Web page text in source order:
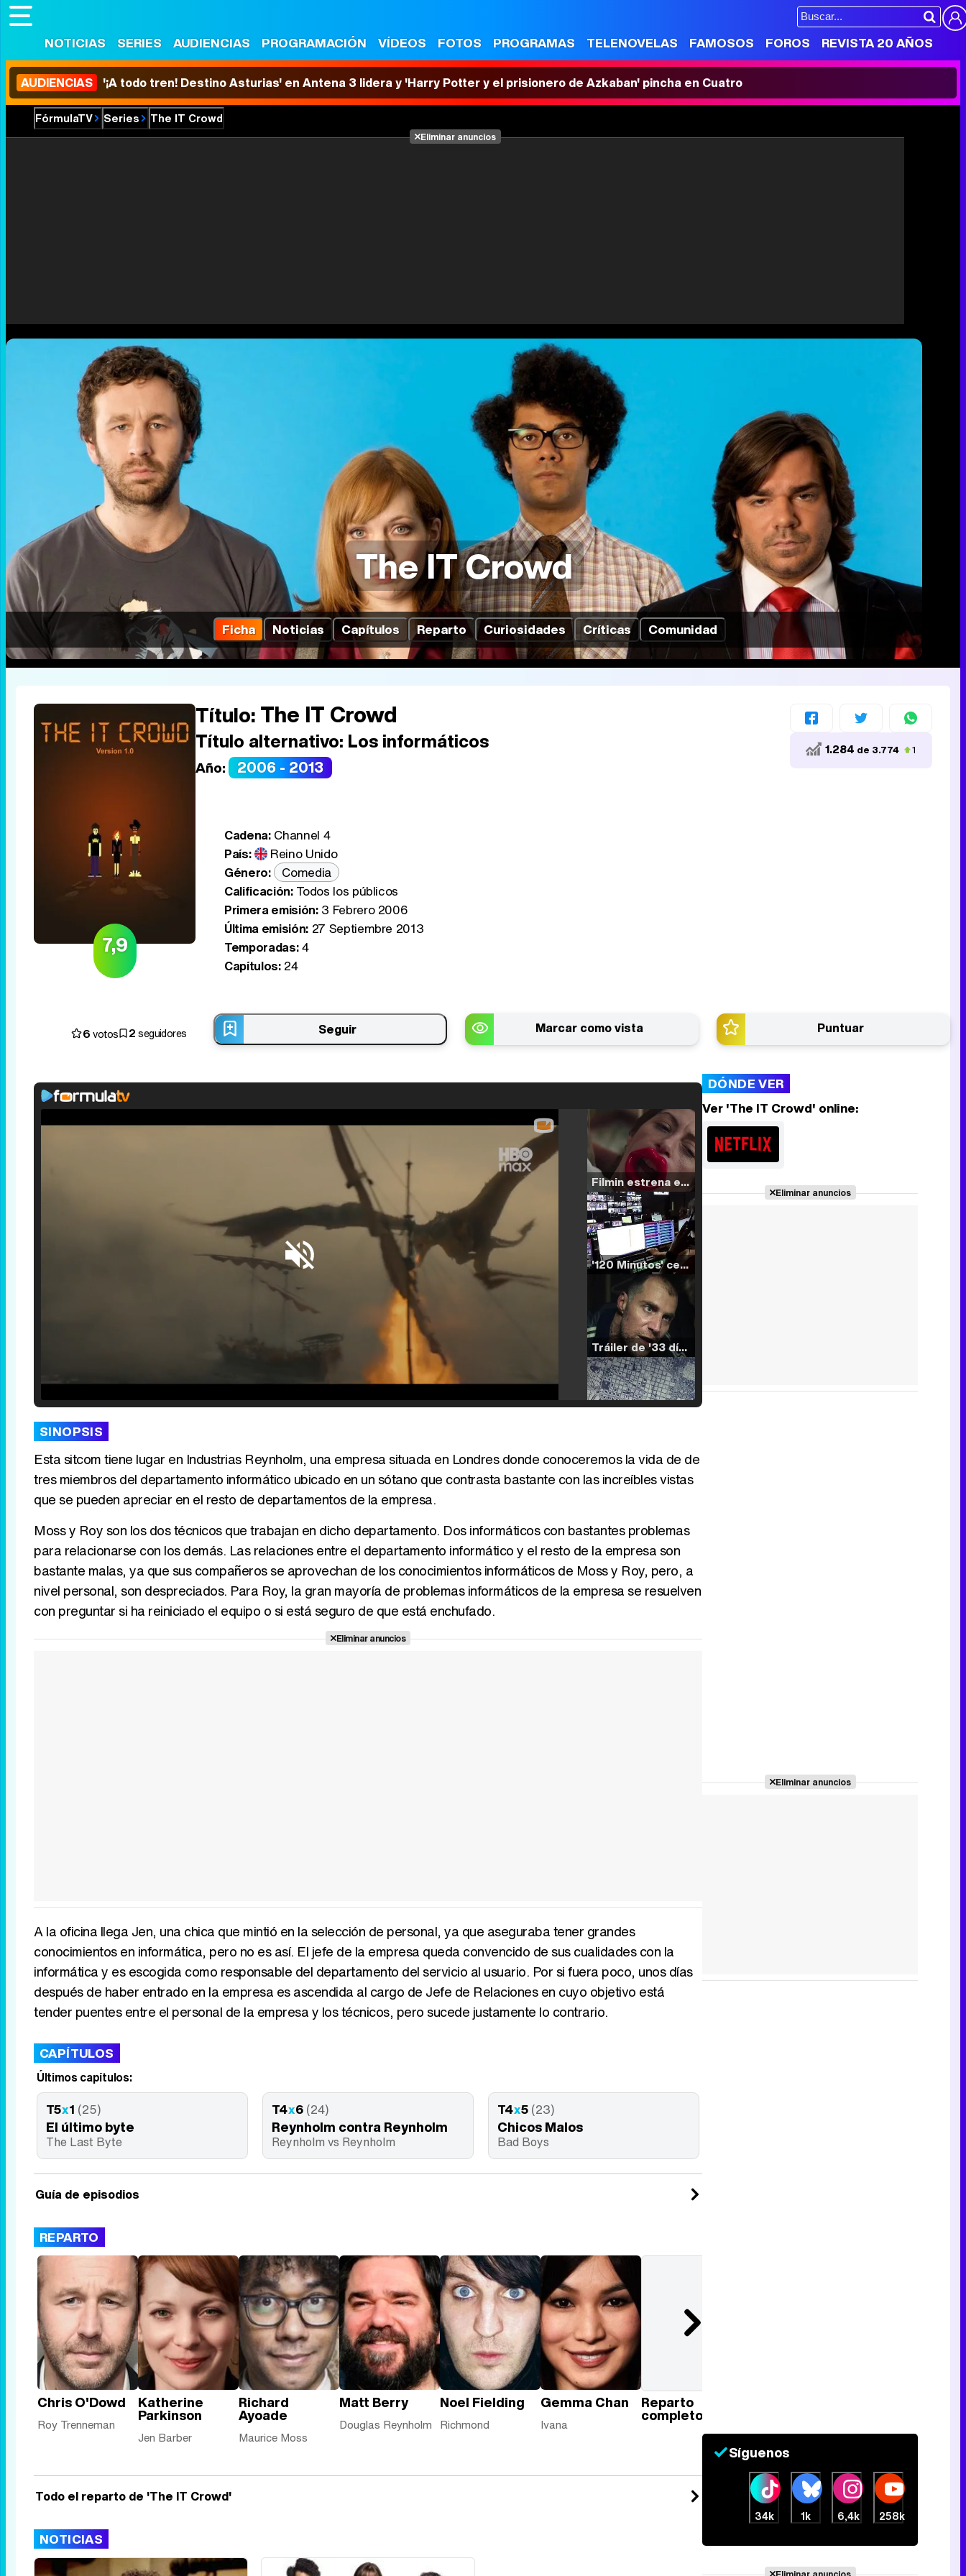
NOTICIAS SERIES AUDIENCIAS PROGRAMACIÓN VÍDEOS FOTOS PROGRAMAS TELENOVELAS FAMOSOS FOROS REVISTA 20 AÑOS
AUDIENCIAS '¡A todo tren! Destino Asturias' en Antena 3 lidera y 'Harry Potter y el prisionero de Azkaban' pincha en Cuatro
FórmulaTV Series The IT Crowd
Eliminar anuncios
The IT Crowd
Ficha Noticias Capítulos Reparto Curiosidades Críticas Comunidad
7,9
Título:The IT Crowd
Título alternativo: Los informáticos
Año: 2006 - 2013
Cadena:Channel 4
País:
Reino Unido
Género:
Comedia
Calificación:Todos los públicos
Primera emisión:3 Febrero 2006
Última emisión:27 Septiembre 2013
Temporadas:4
Capítulos:24
1.284 de 3.774 1
6votos 2seguidores Seguir Marcar como vista Puntuar
/
Filmin estrena el tráiler de 'Millennial Mal', su nueva comedia universitaria de la mano de Lorena Iglesias
'120 Minutos' celebra sus 2.000 programas en Telemadrid con un vídeo del día a día en la redacción
Tráiler de '33 días', la nueva serie de Atresplayer con Julián Villagrán y José Manuel Poga
Canción ganadora de Eurovisión 2026: DARA con "Bangaranga" por Bulgaria
SINOPSIS
Esta sitcom tiene lugar en Industrias Reynholm, una empresa situada en Londres donde conoceremos la vida de de
tres miembros del departamento informático ubicado en un sótano que contrasta bastante con las increíbles vistas
que se pueden apreciar en el resto de departamentos de la empresa.
Moss y Roy son los dos técnicos que trabajan en dicho departamento. Dos informáticos con bastantes problemas
para relacionarse con los demás. Las relaciones entre el departamento informático y el resto de la empresa son
bastante malas, ya que sus compañeros se aprovechan de los conocimientos informáticos de Moss y Roy, pero, a
nivel personal, son despreciados. Para Roy, la gran mayoría de problemas informáticos de la empresa se resuelven
con preguntar si ha reiniciado el equipo o si está seguro de que está enchufado.
Eliminar anuncios
A la oficina llega Jen, una chica que mintió en la selección de personal, ya que aseguraba tener grandes
conocimientos en informática, pero no es así. El jefe de la empresa queda convencido de sus cualidades con la
informática y es escogida como responsable del departamento del servicio al usuario. Por si fuera poco, unos días
después de haber entrado en la empresa es ascendida al cargo de Jefe de Relaciones en cuyo objetivo está
tender puentes entre el personal de la empresa y los técnicos, pero sucede justamente lo contrario.
CAPÍTULOS
Últimos capítulos:
T5x1 (25)
El último byte
The Last Byte
T4x6 (24)
Reynholm contra Reynholm
Reynholm vs Reynholm
T4x5 (23)
Chicos Malos
Bad Boys
Guía de episodios
REPARTO
Chris O'Dowd
Roy Trenneman
Katherine
Parkinson
Jen Barber
Richard
Ayoade
Maurice Moss
Matt Berry
Douglas Reynholm
Noel Fielding
Richmond
Gemma Chan
Ivana
Reparto
completo
Todo el reparto de 'The IT Crowd'
NOTICIAS
DÓNDE VER
Ver 'The IT Crowd' online:
Eliminar anuncios
Eliminar anuncios
Síguenos
34k 1k 6,4k 258k